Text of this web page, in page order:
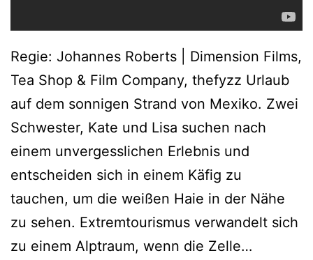
Regie: Johannes Roberts | Dimension Films,
Tea Shop & Film Company, thefyzz Urlaub
auf dem sonnigen Strand von Mexiko. Zwei
Schwester, Kate und Lisa suchen nach
einem unvergesslichen Erlebnis und
entscheiden sich in einem Käfig zu
tauchen, um die weißen Haie in der Nähe
zu sehen. Extremtourismus verwandelt sich
zu einem Alptraum, wenn die Zelle…